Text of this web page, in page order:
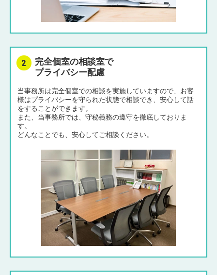
完全個室の相談室で
プライバシー配慮
当事務所は完全個室での相談を実施していますので、お客
様はプライバシーを守られた状態で相談でき、安心して話
をすることができます。
また、当事務所では、守秘義務の遵守を徹底しておりま
す。
どんなことでも、安心してご相談ください。